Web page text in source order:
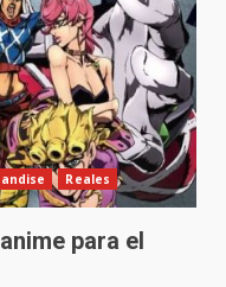
Reales
para el